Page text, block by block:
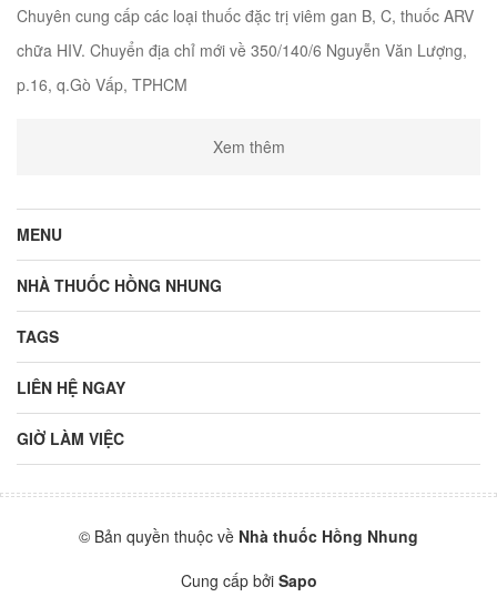
Chuyên cung cấp các loại thuốc đặc trị viêm gan B, C, thuốc ARV
chữa HIV. Chuyển địa chỉ mới về 350/140/6 Nguyễn Văn Lượng,
p.16, q.Gò Vấp, TPHCM
Xem thêm
MENU
NHÀ THUỐC HỒNG NHUNG
TAGS
LIÊN HỆ NGAY
GIỜ LÀM VIỆC
© Bản quyền thuộc về Nhà thuốc Hồng Nhung
Cung cấp bởi Sapo